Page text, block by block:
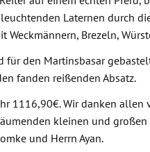
Laternen durch
Weckmännern, Brezeln,
den Martinsbasar
fanden reißenden Absatz.
1116,90€. Wir danken
kleinen und
und Herrn Ayan.